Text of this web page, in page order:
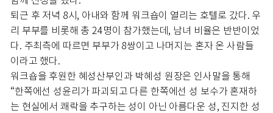
퇴근 후 저녁 8시, 아내와 함께 워크숍이 열리는 호텔로 갔다. 우
리 부부를 비롯해 총 24명이 참가했는데, 남녀 비율은 반반이었
다. 주최측에 따르면 부부가 8쌍이고 나머지는 혼자 온 사람들
이라고 했다.
워크숍을 후원한 혜성산부인과 박혜성 원장은 인사말을 통해
“한쪽에선 성윤리가 파괴되고 다른 한쪽에선 성 보수가 혼재하
는 현실에서 쾌락을 추구하는 성이 아닌 아름다운 성, 진지한 성